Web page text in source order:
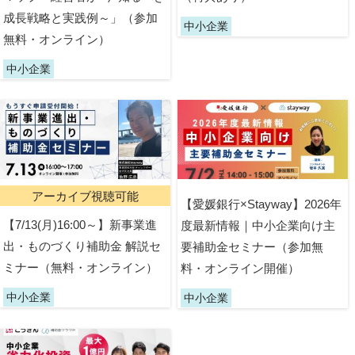
成長戦略と実践例～」（参加
無料・オンライン）
中小企業
中小企業
アーカイブ視聴可能
【7/13(月)16:00～】新事業進
出・ものづくり補助金 解説セ
ミナー（無料・オンライン）
中小企業
【愛媛銀行×Stayway】2026年
度最新情報｜中小企業向け主
要補助金セミナー（参加無
料・オンライン開催）
中小企業